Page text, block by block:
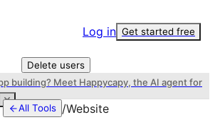
Log in Get started free
Delete users
building? Meet Happycapy, the AI agent for
All Tools /Website